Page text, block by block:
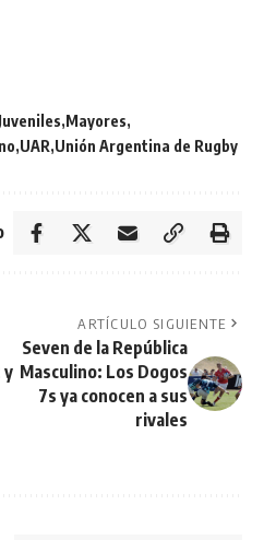
Juveniles Mayores
UAR Unión Argentina de Rugby
y
ARTÍCULO SIGUIENTE
Seven de la República
Masculino: Los Dogos
7s ya conocen a sus
rivales